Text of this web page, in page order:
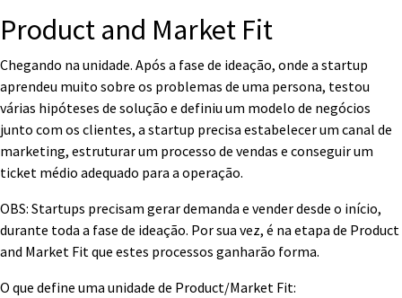
Product and Market Fit
Chegando na unidade. Após a fase de ideação, onde a startup
aprendeu muito sobre os problemas de uma persona, testou
várias hipóteses de solução e definiu um modelo de negócios
junto com os clientes, a startup precisa estabelecer um canal de
marketing, estruturar um processo de vendas e conseguir um
ticket médio adequado para a operação.
OBS: Startups precisam gerar demanda e vender desde o início,
durante toda a fase de ideação. Por sua vez, é na etapa de Product
and Market Fit que estes processos ganharão forma.
O que define uma unidade de Product/Market Fit: